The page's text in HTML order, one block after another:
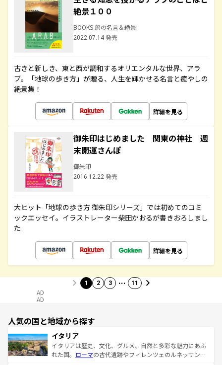
絶景１００
BOOKS 旅の名言＆絶景
2022.07.14 発売
古きと新しき、東と西が調和するオリエンタルな世界、アラ
ブ。「地球の歩き方」が贈る、人生を輝かせる名言と癒やしの
絶景集！
詳細を見る
御朱印はじめました 関東の神社 週
末開運さんぽ
御朱印
2016.12.22 発売
大ヒット「地球の歩き方 御朱印シリーズ」では初めてのコミ
ックエッセイ。イラストレーター柴田かおるが書きおろしまし
た
詳細を見る
1 2 3 … 11
AD
AD
人気の国と地域から探す
イタリア
イタリアは歴史、文化、グルメ、自然と多彩な魅力にあふ
れた国。 ローマの古代遺跡やフィレンツェのルネッサンス